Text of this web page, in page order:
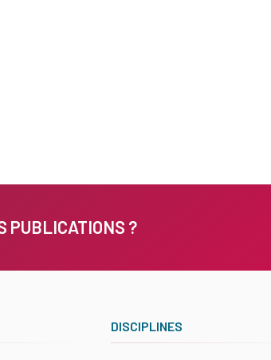
PUBLICATIONS ?
DISCIPLINES